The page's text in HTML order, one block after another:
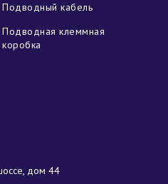
Подводный кабель
Подводная клеммная
коробка
дом 44